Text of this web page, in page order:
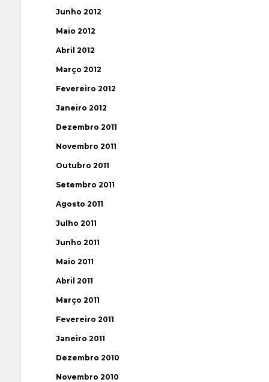
Junho 2012
Maio 2012
Abril 2012
Março 2012
Fevereiro 2012
Janeiro 2012
Dezembro 2011
Novembro 2011
Outubro 2011
Setembro 2011
Agosto 2011
Julho 2011
Junho 2011
Maio 2011
Abril 2011
Março 2011
Fevereiro 2011
Janeiro 2011
Dezembro 2010
Novembro 2010